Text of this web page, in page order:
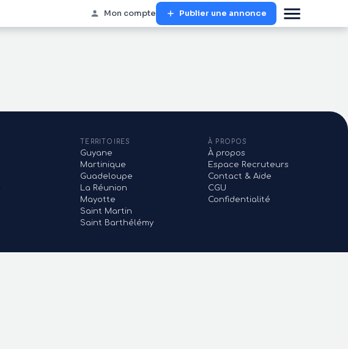
Mon compte Publier une annonce
TERRITOIRES
Guyane
Martinique
Guadeloupe
La Réunion
Mayotte
Saint Martin
Saint Barthélémy
À PROPOS
À propos
Espace Recruteurs
Contact & Aide
CGU
Confidentialité